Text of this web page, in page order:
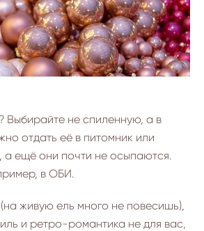
Выбирайте не спиленную, а в
отдать её в питомник или
а ещё они почти не осыпаются.
в ОБИ.
живую ель много не повесишь),
и ретро-романтика не для вас,